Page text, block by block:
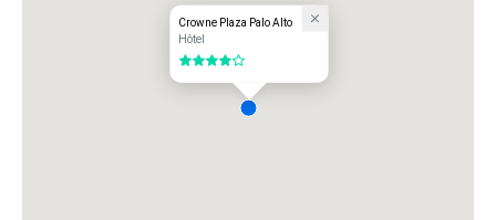
Zone locale : Situé à proximité de l'université de Stanford, des
principaux campus technologiques et du centre-ville de Palo Alto,
l'hôtel bénéficie d'un emplacement central pour les réunions, les
événements et les activités de loisirs.
Crowne Plaza Palo Alto
Hôtel
4 sur 5